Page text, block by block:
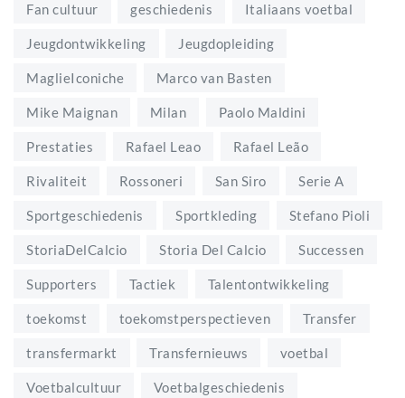
Fan cultuur geschiedenis Italiaans voetbal
Jeugdontwikkeling Jeugdopleiding
MaglieIconiche Marco van Basten
Mike Maignan Milan Paolo Maldini
Prestaties Rafael Leao Rafael Leão
Rivaliteit Rossoneri San Siro Serie A
Sportgeschiedenis Sportkleding Stefano Pioli
StoriaDelCalcio Storia Del Calcio Successen
Supporters Tactiek Talentontwikkeling
toekomst toekomstperspectieven Transfer
transfermarkt Transfernieuws voetbal
Voetbalcultuur Voetbalgeschiedenis